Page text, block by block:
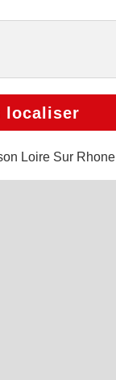
localiser
Loire Sur Rhone